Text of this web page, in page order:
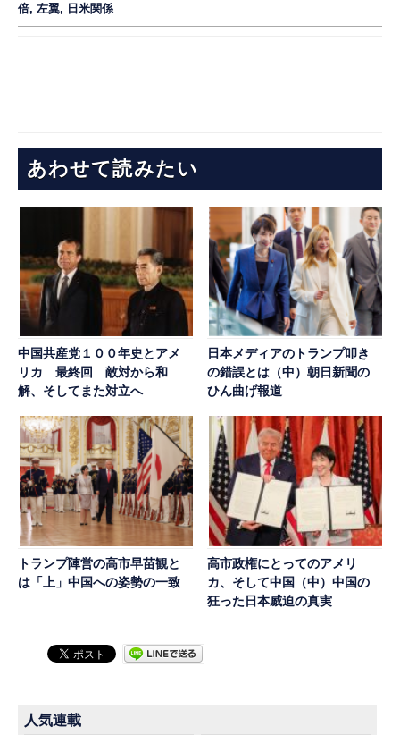
倍,左翼, 日米関係
あわせて読みたい
中国共産党１００年史とアメ
リカ 最終回 敵対から和
解、そしてまた対立へ
日本メディアのトランプ叩き
の錯誤とは（中）朝日新聞の
ひん曲げ報道
トランプ陣営の高市早苗観と
は「上」中国への姿勢の一致
高市政権にとってのアメリ
カ、そして中国（中）中国の
狂った日本威迫の真実
人気連載